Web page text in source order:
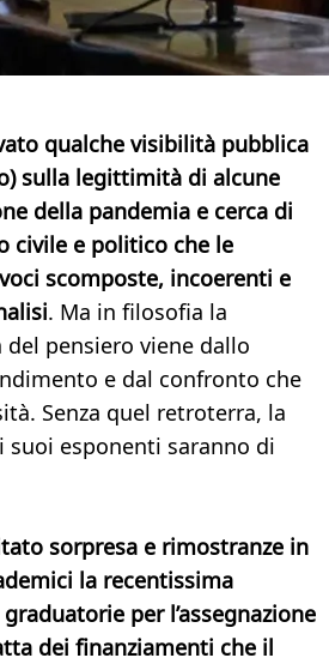
qualche visibilità pubblica
sulla legittimità di alcune
della pandemia e cerca di
civile e politico che le
scomposte, incoerenti e
. Ma in filosofia la
pensiero viene dallo
e dal confronto che
Senza quel retroterra, la
suoi esponenti saranno di
sorpresa e rimostranze in
la recentissima
per l’assegnazione
dei finanziamenti che il